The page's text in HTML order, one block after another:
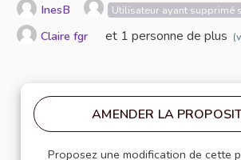
InesB Utilisateur ayant supprimé
Claire fgr et 1 personne de plus
AMENDER LA
Proposez une modification de cette